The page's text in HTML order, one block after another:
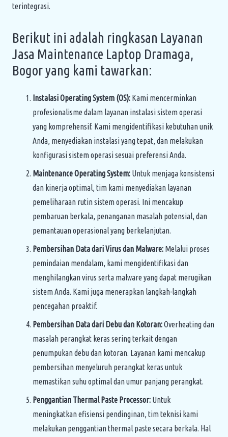
terintegrasi.
Berikut ini adalah ringkasan Layanan
Jasa Maintenance Laptop Dramaga,
Bogor yang kami tawarkan:
Instalasi Operating System (OS): Kami mencerminkan
profesionalisme dalam layanan instalasi sistem operasi
yang komprehensif. Kami mengidentifikasi kebutuhan unik
Anda, menyediakan instalasi yang tepat, dan melakukan
konfigurasi sistem operasi sesuai preferensi Anda.
Maintenance Operating System: Untuk menjaga konsistensi
dan kinerja optimal, tim kami menyediakan layanan
pemeliharaan rutin sistem operasi. Ini mencakup
pembaruan berkala, penanganan masalah potensial, dan
pemantauan operasional yang berkelanjutan.
Pembersihan Data dari Virus dan Malware: Melalui proses
pemindaian mendalam, kami mengidentifikasi dan
menghilangkan virus serta malware yang dapat merugikan
sistem Anda. Kami juga menerapkan langkah-langkah
pencegahan proaktif.
Pembersihan Data dari Debu dan Kotoran:Overheating dan
masalah perangkat keras sering terkait dengan
penumpukan debu dan kotoran. Layanan kami mencakup
pembersihan menyeluruh perangkat keras untuk
memastikan suhu optimal dan umur panjang perangkat.
Penggantian Thermal Paste Processor: Untuk
meningkatkan efisiensi pendinginan, tim teknisi kami
melakukan penggantian thermal paste secara berkala. Hal